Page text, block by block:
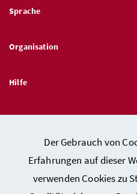
Der Gebrauch von
Erfahrungen auf dieser
verwenden Cookies zu
Sprache
Organisation
Hilfe
Quicklinks